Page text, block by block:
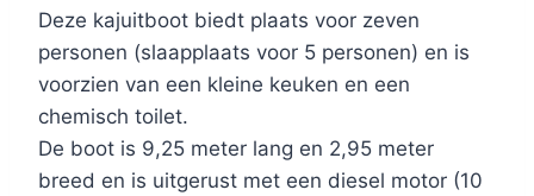
Deze kajuitboot biedt plaats voor zeven
personen (slaapplaats voor 5 personen) en is
voorzien van een kleine keuken en een
chemisch toilet.
De boot is 9,25 meter lang en 2,95 meter
breed en is uitgerust met een diesel motor (10